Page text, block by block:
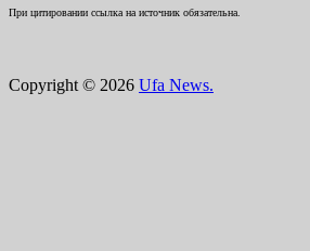
При цитировании ссылка на источник обязательна.
Copyright © 2026 Ufa News.